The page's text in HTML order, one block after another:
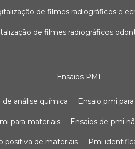
de filmes radiográficos e
de filmes radiográficos
ensaios PMI
de análise química ensaio pmi
para materiais ensaios de pmi
positiva de materiais pmi